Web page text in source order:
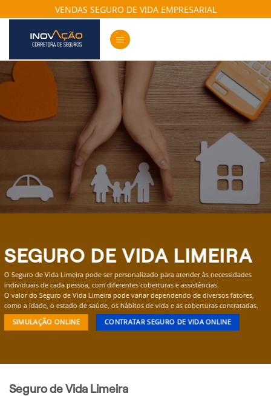
to
content
VENDAS SEGURO DE VIDA EMPRESARIAL
SEGURO DE VIDA LIMEIRA
O Seguro de Vida Limeira pode ser personalizado para atender às necessidades
individuais de cada pessoa, com diferentes coberturas e assistências.
O valor do Seguro de Vida Limeira pode variar dependendo de diversos fatores,
como a idade, o estado de saúde, os hábitos de vida e as coberturas contratadas.
SIMULAÇÃO ONLINE CONTRATAR SEGURO DE VIDA ONLINE
Seguro de Vida Limeira